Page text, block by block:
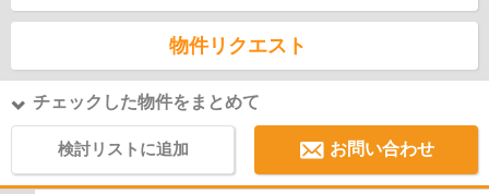
物件リクエスト
チェックした物件をまとめて
検討リストに追加 お問い合わせ